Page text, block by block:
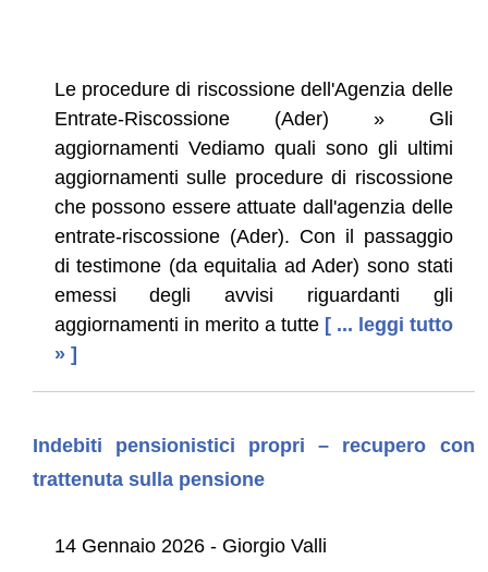
Le procedure di riscossione dell'Agenzia delle
Entrate-Riscossione (Ader) » Gli
aggiornamenti Vediamo quali sono gli ultimi
aggiornamenti sulle procedure di riscossione
che possono essere attuate dall'agenzia delle
entrate-riscossione (Ader). Con il passaggio
di testimone (da equitalia ad Ader) sono stati
emessi degli avvisi riguardanti gli
aggiornamenti in merito a tutte [ ... leggi tutto
» ]
Indebiti pensionistici propri – recupero con
trattenuta sulla pensione
14 Gennaio 2026 - Giorgio Valli